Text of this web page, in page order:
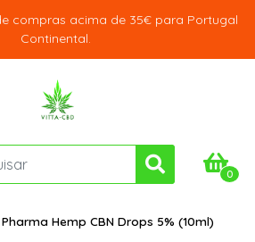
compras acima de 35€ para Portugal
Continental.
0
Pharma Hemp CBN Drops 5% (10ml)